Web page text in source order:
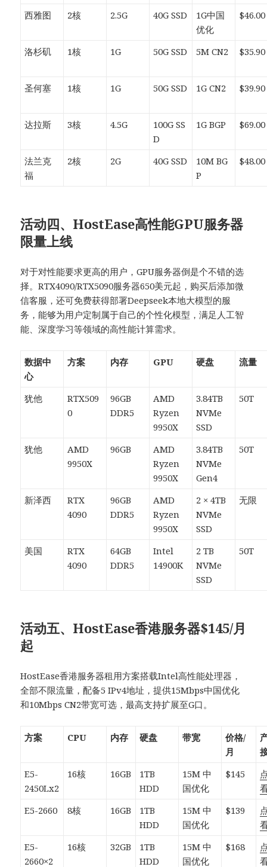
西雅图 2核 2.5G 40G SSD
1G中国
优化
$46.00
洛杉矶 1核 1G 50G SSD 5M CN2 $35.90
圣何塞 1核 1G 50G SSD 1G CN2 $39.90
达拉斯 3核 4.5G
100G SS
D
1G BGP $69.00
法兰克
福
2核 2G 40G SSD
10M BG
P
$48.00
活动四、HostEase高性能GPU服务器
限量上线
对于对性能要求更高的用户，GPU服务器倒是个不错的选
择。RTX4090/RTX5090服务器650美元起，购买后添加微
信客服，还可免费获得部署Deepseek本地大模型的服
务，能够为用户定制属于自己的个性化模型，满足人工智
能、深度学习等领域的高性能计算需求。​
数据中
心
方案 内存 GPU 硬盘 流量
犹他
RTX509
0
96GB
DDR5
AMD
Ryzen
9950X
3.84TB
NVMe
SSD
50T
犹他
AMD
9950X
96GB
AMD
Ryzen
9950X
3.84TB
NVMe
Gen4
50T
新泽西
RTX
4090
96GB
DDR5
AMD
Ryzen
9950X
2 × 4TB
NVMe
SSD
无限
美国
RTX
4090
64GB
DDR5
Intel
14900K
2 TB
NVMe
SSD
50T
活动五、HostEase香港服务器$145/月
起
HostEase香港服务器租用方案搭载Intel高性能处理器，
全部不限流量，配备5 IPv4地址，提供15Mbps中国优化
和10Mbps CN2带宽可选，最高支持扩展至G口。
方案 CPU 内存 硬盘 带宽
价格/
月
E5-
2450Lx2
16核 16GB
1TB
HDD
15M 中
国优化
$145
E5-2660
8核 16GB
1TB
HDD
15M 中
国优化
$139
E5-
2660×2
16核 32GB
1TB
HDD
15M 中
国优化
$168